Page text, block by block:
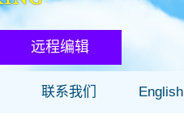
远程编辑
联系我们 English